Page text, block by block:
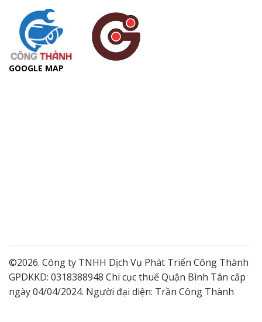
GOOGLE MAP
©2026. Công ty TNHH Dịch Vụ Phát Triển Công Thành
GPDKKD: 0318388948 Chi cục thuế Quận Bình Tân cấp
ngày 04/04/2024. Người đại diện: Trần Công Thành